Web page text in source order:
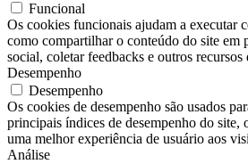
Funcional
Os cookies funcionais ajudam a executar
como compartilhar o conteúdo do site em
social, coletar feedbacks e outros recursos
Desempenho
Desempenho
Os cookies de desempenho são usados
principais índices de desempenho do site,
uma melhor experiência de usuário aos
Análise